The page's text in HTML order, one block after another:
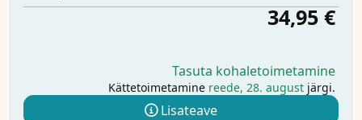
34,95 €
Tasuta kohaletoimetamine
Kättetoimetamine reede, 28. august järgi.
Lisateave